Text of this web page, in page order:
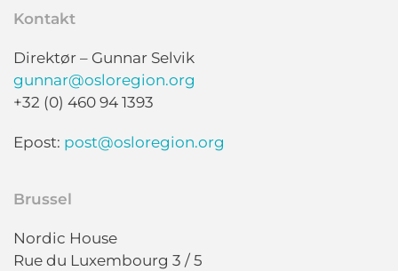
Kontakt
Direktør – Gunnar Selvik
gunnar@osloregion.org
+32 (0) 460 94 1393
Epost: post@osloregion.org
Brussel
Nordic House
Rue du Luxembourg 3 / 5